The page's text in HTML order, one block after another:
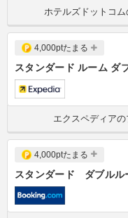
ホテルズドットコ
4,000ptたまる
スタンダード ルーム
エクスペディア
4,000ptたまる
スタンダード ダブルル